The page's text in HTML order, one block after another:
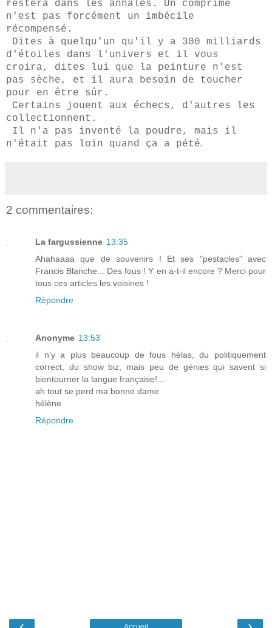
restera dans les annales. Un comprimé
n'est pas forcément un imbécile
récompensé.
Dites à quelqu'un qu'il y a 300 milliards
d'étoiles dans l'univers et il vous
croira, dites lui que la peinture n'est
pas sèche, et il aura besoin de toucher
pour en être sûr.
Certains jouent aux échecs, d'autres les
collectionnent.
Il n'a pas inventé la poudre, mais il
n'était pas loin quand ça a pété.
2 commentaires:
La fargussienne 13:35
Ahahaaaa que de souvenirs ! Et ses "pestacles" avec
Francis Blanche... Des fous ! Y en a-t-il encore ? Merci pour
tous ces articles les voisines !
Répondre
Anonyme 13:53
il n'y a plus beaucoup de fous hélas, du politiquement
correct, du show biz, mais peu de génies qui savent si
bientourner la langue française!...
ah tout se perd ma bonne dame
hélène
Répondre